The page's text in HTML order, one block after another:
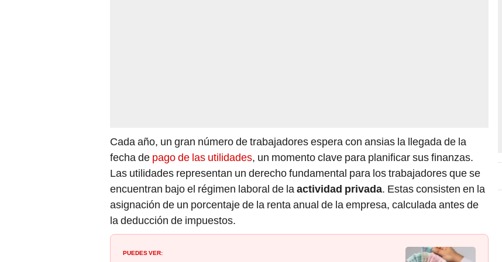
Cada año, un gran número de trabajadores espera con ansias la llegada de la
fecha de pago de las utilidades, un momento clave para planificar sus finanzas.
Las utilidades representan un derecho fundamental para los trabajadores que se
encuentran bajo el régimen laboral de laactividad privada. Estas consisten en la
asignación de un porcentaje de la renta anual de la empresa, calculada antes de
la deducción de impuestos.
PUEDES VER: